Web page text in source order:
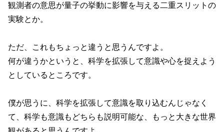
観測者の意思が量子の挙動に影響を与える二重スリットの
実験とか。
ただ、これもちょっと違うと思うんですよ。
何が違うかというと、科学を拡張して意識や心を捉えよう
としているところです。
僕が思うに、科学を拡張して意識を取り込むんじゃなく
て、科学も意識もどちらも説明可能な、もっと大きな世界